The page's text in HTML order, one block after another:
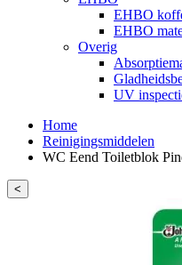
EHBO
EHBO
Overig
UV
Home
Reinigingsmiddelen
WC Eend Toiletblok
<